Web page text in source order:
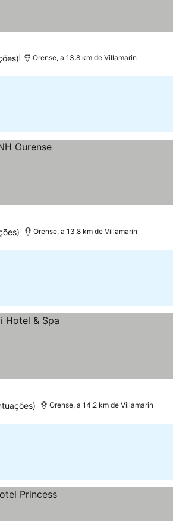
Orense, a 13.8 km de Villamarin
Orense, a 13.8 km de Villamarin
Orense, a 14.2 km de Villamarin